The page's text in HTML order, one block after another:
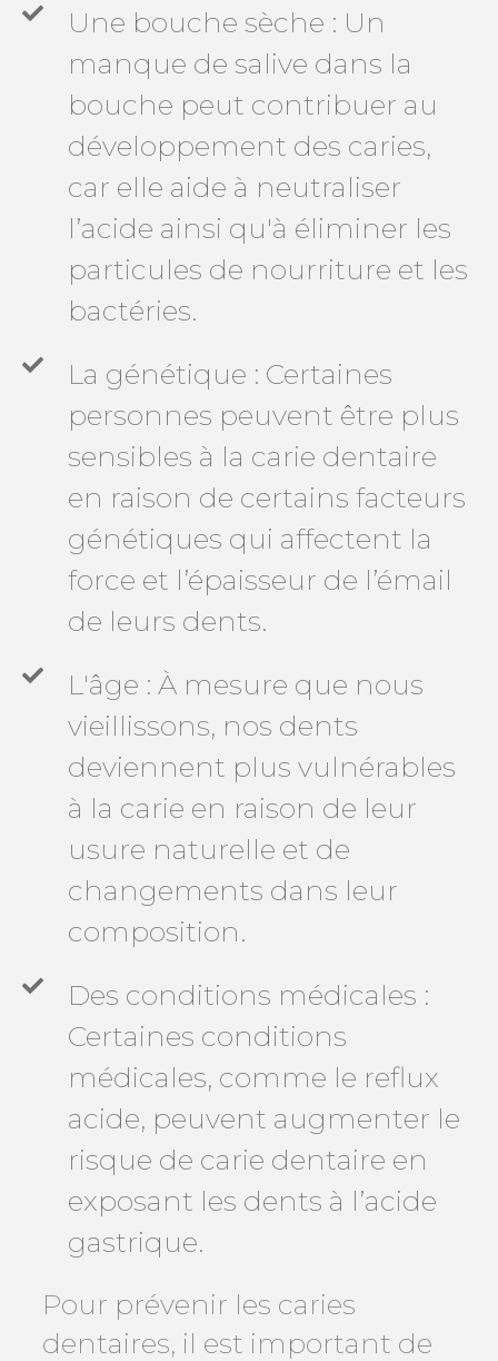
Une bouche sèche : Un
manque de salive dans la
bouche peut contribuer au
développement des caries,
car elle aide à neutraliser
l’acide ainsi qu'à éliminer les
particules de nourriture et les
bactéries.
La génétique : Certaines
personnes peuvent être plus
sensibles à la carie dentaire
en raison de certains facteurs
génétiques qui affectent la
force et l’épaisseur de l’émail
de leurs dents.
L'âge : À mesure que nous
vieillissons, nos dents
deviennent plus vulnérables
à la carie en raison de leur
usure naturelle et de
changements dans leur
composition.
Des conditions médicales :
Certaines conditions
médicales, comme le reflux
acide, peuvent augmenter le
risque de carie dentaire en
exposant les dents à l’acide
gastrique.
Pour prévenir les caries
dentaires, il est important de